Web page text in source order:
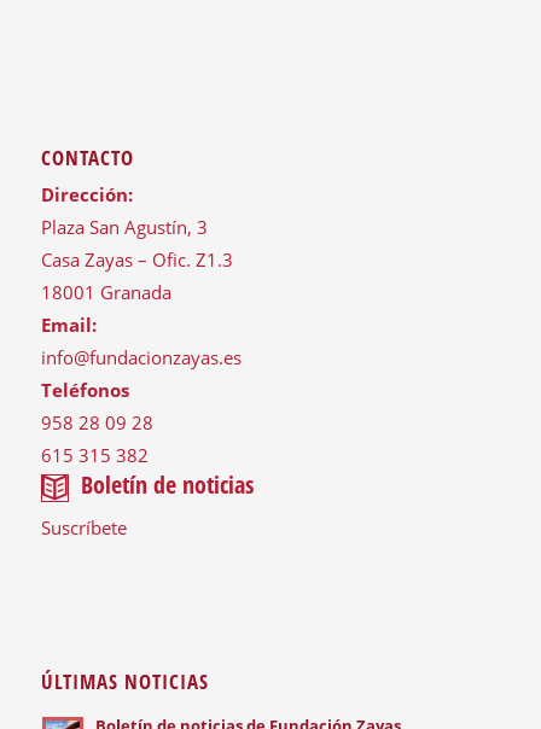
CONTACTO
Dirección:
Plaza San Agustín, 3
Casa Zayas – Ofic. Z1.3
18001 Granada
Email:
info@fundacionzayas.es
Teléfonos
958 28 09 28
615 315 382
Boletín de noticias
Suscríbete
ÚLTIMAS NOTICIAS